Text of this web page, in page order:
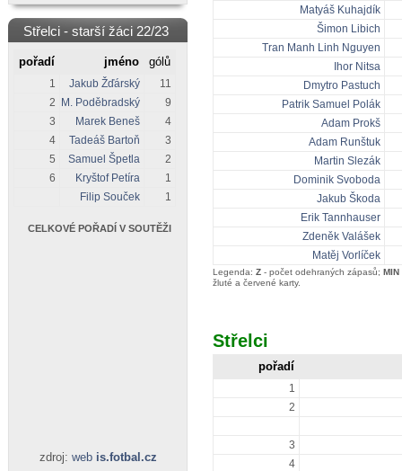
Střelci - starší žáci 22/23
pořadí jméno gólů
1 Jakub Žďárský
11
2
M. Poděbradský
9
3
Marek Beneš
4
4
Tadeáš Bartoň
3
5
Samuel Špetla
2
6
Kryštof Petíra
1
Filip Souček
1
CELKOVÉ POŘADÍ V SOUTĚŽI
zdroj: web is.fotbal.cz
Matyáš Kuhajdík
Šimon Libich
Tran Manh Linh Nguyen
Ihor Nitsa
Dmytro Pastuch
Patrik Samuel Polák
Adam Prokš
Adam Runštuk
Martin Slezák
Dominik Svoboda
Jakub Škoda
Erik Tannhauser
Zdeněk Valášek
Matěj Vorlíček
Legenda: Z - počet odehraných zápasů; MIN
žluté a červené karty.
Střelci
pořadí
1
2
3
4